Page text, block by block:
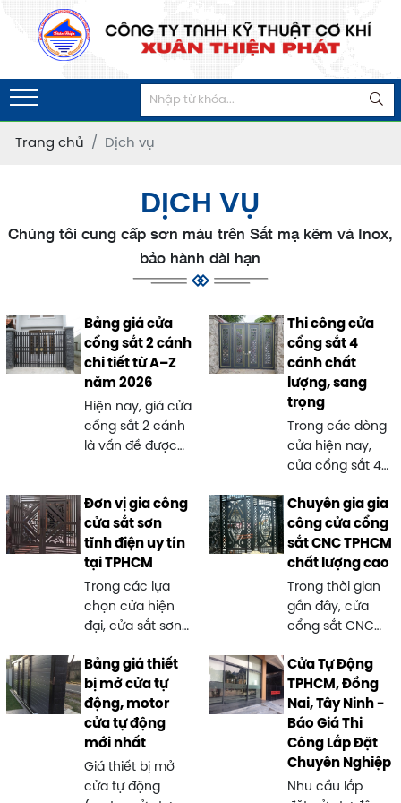
Trang chủ Dịch vụ
DỊCH VỤ
Chúng tôi cung cấp sơn màu trên Sắt mạ kẽm và Inox,
bảo hành dài hạn
Bảng giá cửa
cổng sắt 2 cánh
chi tiết từ A–Z
năm 2026
Hiện nay, giá cửa
cổng sắt 2 cánh
là vấn đề được
dựng hoặc nâng
cấp không gian
sống. Với sự đa
dạng về chất
liệu, kiểu dáng và
công nghệ gia
công, mức giá
có thể dao động
khá lớn, phù hợp
với nhiều phân
khúc từ phổ
thông đến cao
cấp. Việc nắm rõ
thông tin về giá
Thi công cửa
cổng sắt 4
cánh chất
lượng, sang
trọng
Trong các dòng
cửa hiện nay,
cửa cổng sắt 4
thành lựa chọn
phổ biến nhờ sự
kết hợp hoàn
hảo giữa độ bền,
tính thẩm mỹ và
khả năng bảo vệ
cao. Với thiết kế
loại cửa này
không chỉ phù
hợp cho nhà phố
mà còn đặc biệt
lý tưởng cho biệt
thự và công trình
có diện tích lớn.
Đơn vị gia công
cửa sắt sơn
tĩnh điện uy tín
tại TPHCM
Trong các lựa
chọn cửa hiện
đại, cửa sắt sơn
nhờ bề mặt mịn
bóng, độ bền
cao và khả năng
chống gỉ sét
vượt trội. So với
sơn truyền
thống, loại cửa
Chuyên gia gia
công cửa cổng
sắt CNC TPHCM
chất lượng cao
Trong thời gian
gần đây, cửa
cổng sắt CNC
thành lựa chọn
hàng đầu của
nhiều gia chủ
nhờ sự kết hợp
giữa thẩm mỹ
tinh xảo, độ bền
cao và khả năng
Bảng giá thiết
bị mở cửa tự
động, motor
cửa tự động
mới nhất
Giá thiết bị mở
cửa tự động
Cửa Tự Động
TPHCM, Đồng
Nai, Tây Ninh -
Báo Giá Thi
Công Lắp Đặt
Chuyên Nghiệp
Nhu cầu lắp